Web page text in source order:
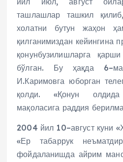
ташлашлар ташкил
холатни бутун жаҳон
қилганимиздан кейингина
қонунбузилишларга
бўлган. Бу ҳақда
И.Каримовга юборган
қолди. «Қонун
мақоласига раддия
2004 йил 10–август куни
«Ер табаррук
фойдаланишда айрим